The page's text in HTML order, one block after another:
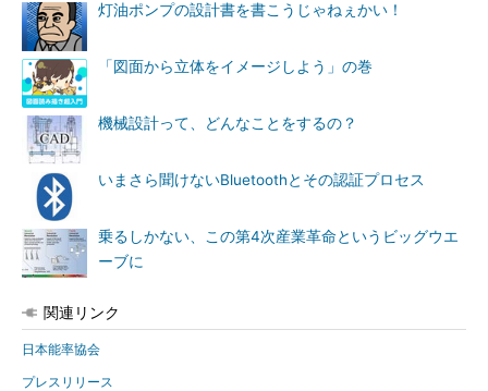
灯油ポンプの設計書を書こうじゃねぇかい！
「図面から立体をイメージしよう」の巻
機械設計って、どんなことをするの？
いまさら聞けないBluetoothとその認証プロセス
乗るしかない、この第4次産業革命というビッグウエ
ーブに
関連リンク
日本能率協会
プレスリリース